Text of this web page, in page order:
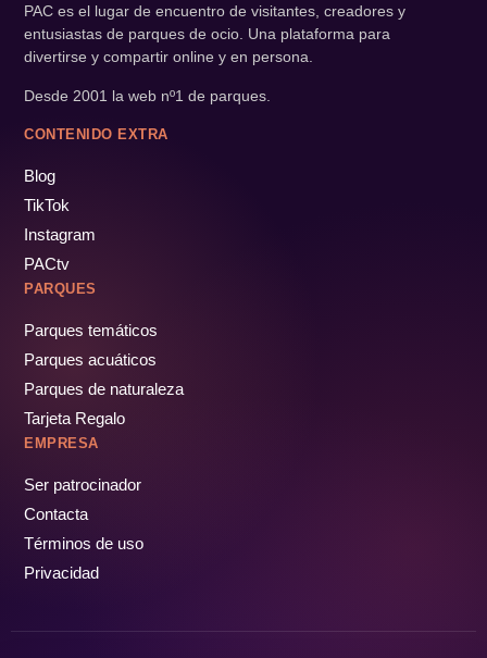
PAC es el lugar de encuentro de visitantes, creadores y
entusiastas de parques de ocio. Una plataforma para
divertirse y compartir online y en persona.
Desde 2001 la web nº1 de parques.
CONTENIDO EXTRA
Blog
TikTok
Instagram
PACtv
PARQUES
Parques temáticos
Parques acuáticos
Parques de naturaleza
Tarjeta Regalo
EMPRESA
Ser patrocinador
Contacta
Términos de uso
Privacidad